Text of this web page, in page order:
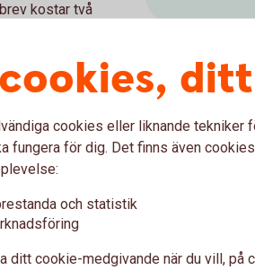
kostar två
Det kan alltså
på huset.
bostad, till
kostnad för
och
andra kostnader,
cookies eller liknande tekniker
fungera för dig. Det finns även
och statistik
ditt cookie-medgivande när du vill, på